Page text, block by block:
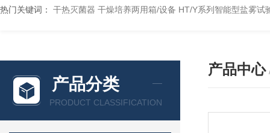
热门关键词： 干热灭菌器 干燥培养两用箱/设备 HT/Y系列智能型盐雾试
产品分类
PRODUCT CLASSIFICATION
产品中心